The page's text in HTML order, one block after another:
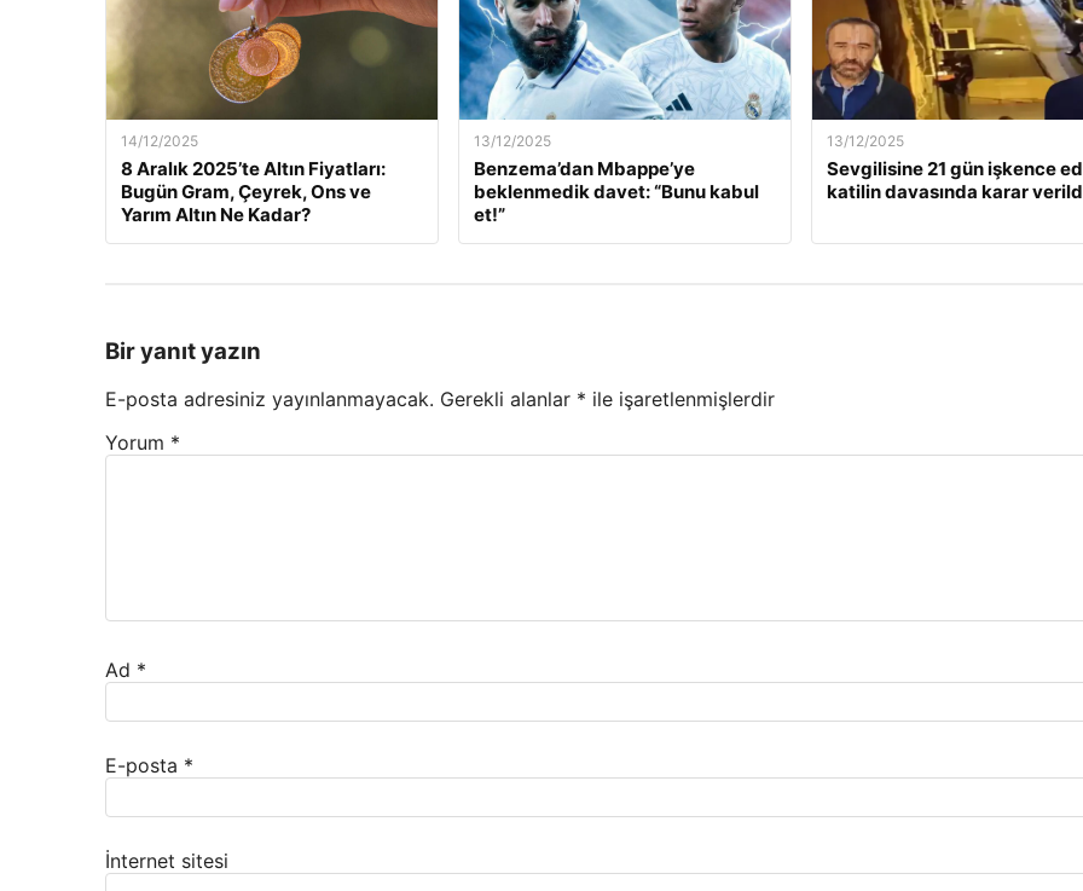
14/12/2025
8 Aralık 2025’te Altın Fiyatları:
Bugün Gram, Çeyrek, Ons ve
Yarım Altın Ne Kadar?
13/12/2025
Benzema’dan Mbappe’ye
beklenmedik davet: “Bunu kabul
et!”
13/12/2025
Sevgilisine 21 gün işkence
katilin davasında karar
Bir yanıt yazın
E-posta adresiniz yayınlanmayacak. Gerekli alanlar * ile işaretlenmişlerdir
Yorum *
Ad *
E-posta *
İnternet sitesi